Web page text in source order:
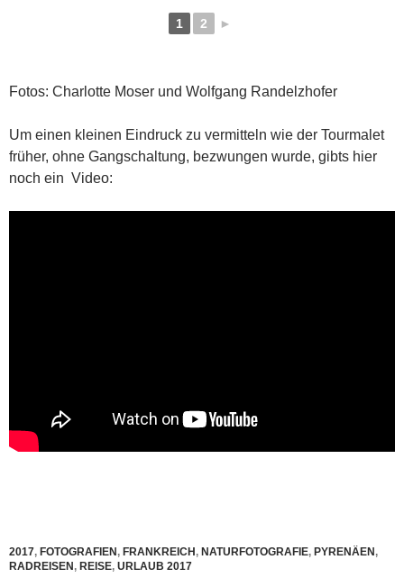
1 2 ►
Fotos: Charlotte Moser und Wolfgang Randelzhofer
Um einen kleinen Eindruck zu vermitteln wie der Tourmalet
früher, ohne Gangschaltung, bezwungen wurde, gibts hier
noch ein Video:
2017, FOTOGRAFIEN, FRANKREICH, NATURFOTOGRAFIE, PYRENÄEN,
RADREISEN, REISE, URLAUB 2017